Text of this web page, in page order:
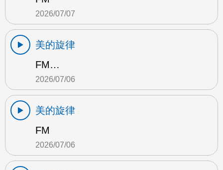
2026/07/07
美的旋律
FM…
2026/07/06
美的旋律
FM
2026/07/06